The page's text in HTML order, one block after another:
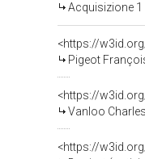
Acquisizione 1
<https://
Pigeot
<https://
Vanloo
<https://